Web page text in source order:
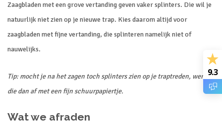
Zaagbladen met een grove vertanding geven vaker splinters. Die wil je
natuurlijk niet zien op je nieuwe trap. Kies daarom altijd voor
zaagbladen met fijne vertanding, die splinteren namelijk niet of
nauwelijks.
Tip: mocht je na het zagen toch splinters zien op je traptreden, werk
die dan af met een fijn schuurpapiertje.
Wat we afraden
9.3